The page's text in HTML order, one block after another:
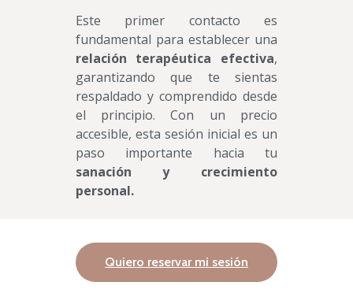
Este primer contacto es
fundamental para establecer una
relación terapéutica efectiva,
garantizando que te sientas
respaldado y comprendido desde
el principio. Con un precio
accesible, esta sesión inicial es un
paso importante hacia tu
sanación y crecimiento
personal.
Quiero reservar mi sesión